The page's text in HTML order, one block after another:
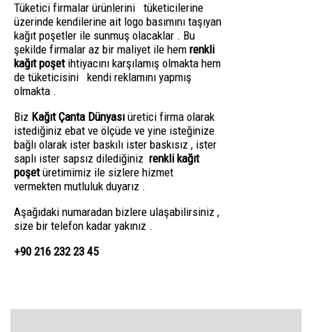
Tüketici firmalar ürünlerini tüketicilerine
üzerinde kendilerine ait logo basımını taşıyan
kağıt poşetler ile sunmuş olacaklar . Bu
şekilde firmalar az bir maliyet ile hem renkli
kağıt poşetihtiyacını karşılamış olmakta hem
de tüketicisini kendi reklamını yapmış
olmakta .
Biz Kağıt Çanta Dünyası üretici firma olarak
istediğiniz ebat ve ölçüde ve yine isteğinize
bağlı olarak ister baskılı ister baskısız , ister
saplı ister sapsız dilediğiniz renkli kağıt
poşetüretimimiz ile sizlere hizmet
vermekten mutluluk duyarız .
Aşağıdaki numaradan bizlere ulaşabilirsiniz ,
size bir telefon kadar yakınız .
+90 216 232 23 45